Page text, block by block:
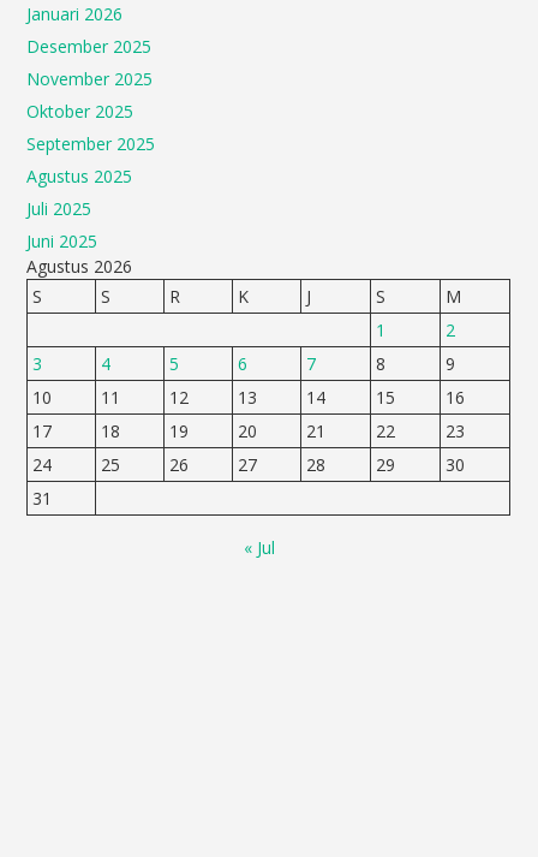
Januari 2026
Desember 2025
November 2025
Oktober 2025
September 2025
Agustus 2025
Juli 2025
Juni 2025
Agustus 2026
S
S R K J S
M
1
2
3
4 5 6 7 8
9
10
11 12 13 14 15
16
17
18 19 20 21 22
23
24
25 26 27 28 29
30
31
« Jul